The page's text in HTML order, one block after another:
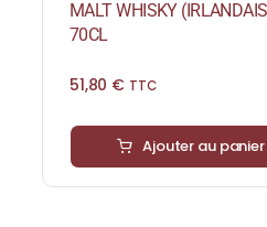
MALT WHISKY
70CL
51,80 € TTC
Ajouter au panier